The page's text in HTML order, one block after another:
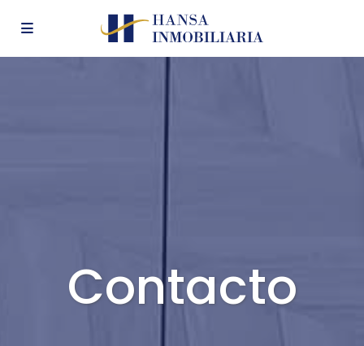
Contacto